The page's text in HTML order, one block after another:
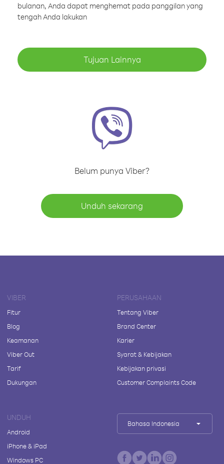
bulanan, Anda dapat menghemat pada panggilan yang
tengah Anda lakukan
Tujuan Lainnya
Belum punya Viber?
Unduh sekarang
VIBER
Fitur
Blog
Keamanan
Viber Out
Tarif
Dukungan
PERUSAHAAN
Tentang Viber
Brand Center
Karier
Syarat & Kebijakan
Kebijakan privasi
Customer Complaints Code
UNDUH
Android
iPhone & iPad
Windows PC
Bahasa Indonesia